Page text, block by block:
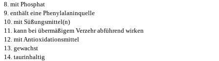
8. mit Phosphat
9. enthält eine Phenylalaninquelle
10. mit Süßungsmittel(n)
11. kann bei übermäßigem Verzehr abführend wirken
12. mit Antioxidationsmittel
13. gewachst
14. taurinhaltig